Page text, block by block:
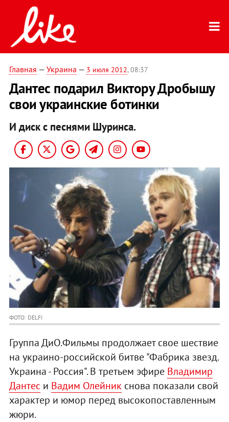
Главная — Украина — 3 июля 2012, 08:37
Дантес подарил Виктору Дробышу
свои украинские ботинки
И диск с песнями Шуринса.
ФОТО: DELFI
Группа ДиО.Фильмы продолжает свое шествие
на украино-российской битве "Фабрика звезд.
Украина - Россия". В третьем эфире Владимир
Дантеси Вадим Олейник снова показали свой
характер и юмор перед высокопоставленным
жюри.